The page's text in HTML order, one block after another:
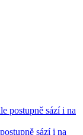
sází i na